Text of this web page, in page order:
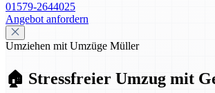
01579-2644025
Angebot anfordern
Umziehen mit Umzüge Müller
🏠 Stressfreier Umzug mit